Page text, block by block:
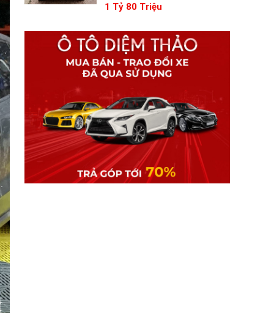
1 Tỷ 80 Triệu